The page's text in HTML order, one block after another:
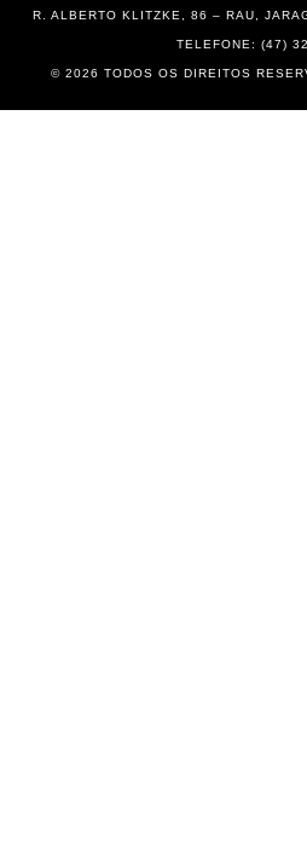
R. ALBERTO KLITZKE, 86 – RAU,
TELEFONE: (47)
© 2026 TODOS OS DIREITOS